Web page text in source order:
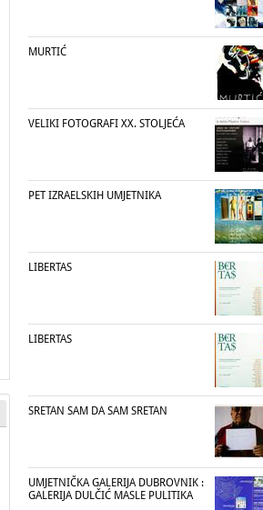
MURTIĆ
VELIKI FOTOGRAFI XX. STOLJEĆA
PET IZRAELSKIH UMJETNIKA
LIBERTAS
LIBERTAS
SRETAN SAM DA SAM SRETAN
UMJETNIČKA GALERIJA DUBROVNIK :
GALERIJA DULČIĆ MASLE PULITIKA